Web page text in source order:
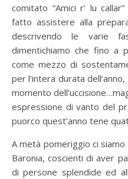
comitato “Amici r’ lu
fatto assistere alla
descrivendo le varie
dimentichiamo che fino a
come mezzo di
per l’intera durata
momento
espressione di vanto del
puorco quest’anno tene
A metà pomeriggio ci
Baronia, coscienti di aver
di persone splendide ed